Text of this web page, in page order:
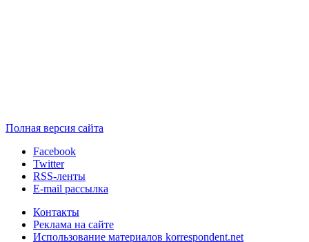
Полная версия сайта
Facebook
Twitter
RSS-ленты
E-mail рассылка
Контакты
Реклама на сайте
Использование материалов korrespondent.net